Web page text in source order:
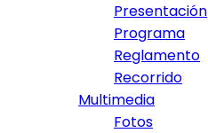
Presentación
Programa
Reglamento
Recorrido
Multimedia
Fotos